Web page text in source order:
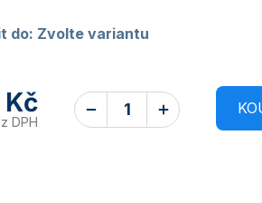
do: Zvolte variantu
Kč
DPH